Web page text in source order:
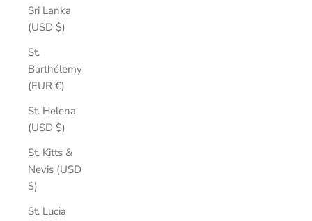
Sri Lanka
(USD $)
St.
Barthélemy
(EUR €)
St. Helena
(USD $)
St. Kitts &
Nevis (USD
$)
St. Lucia